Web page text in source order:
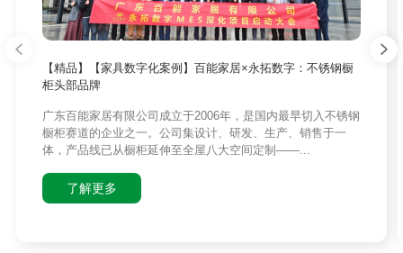
【精品】【家具数字化案例】百能家居×永拓数字：不锈钢橱
柜头部品牌
广东百能家居有限公司成立于2006年，是国内最早切入不锈钢
橱柜赛道的企业之一。公司集设计、研发、生产、销售于一
体，产品线已从橱柜延伸至全屋八大空间定制——...
了解更多